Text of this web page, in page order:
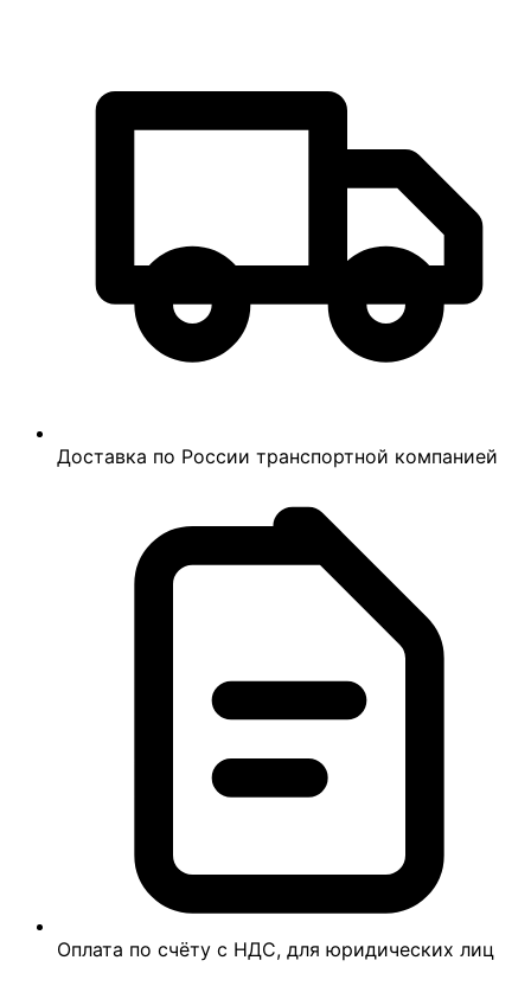
Доставка по России транспортной компанией
Оплата по счёту с НДС, для юридических лиц